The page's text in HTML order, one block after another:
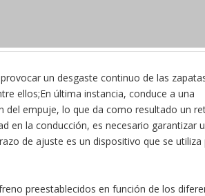
un desgaste continuo de las
ellos;En última instancia, conduce a una
del empuje, lo que da como resultado un
en la conducción, es necesario garantizar
de ajuste es un dispositivo que se utiliza
preestablecidos en función de los